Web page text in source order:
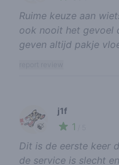
Ruime keuze aan
ook nooit het gevoel
geven altijd pakje
🍃
j1f
1
Dit is de eerste keer
de service is slecht